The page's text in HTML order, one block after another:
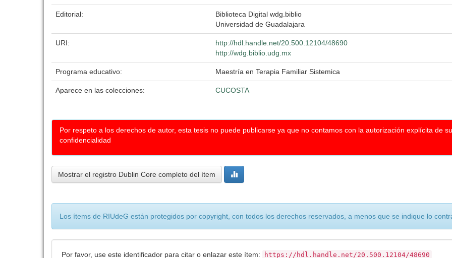
Editorial:
Biblioteca Digital wdg.biblio
Universidad de Guadalajara
URI:
http://hdl.handle.net/20.500.12104/48690
http://wdg.biblio.udg.mx
Programa educativo: Maestría en Terapia Familiar Sistemica
Aparece en las colecciones: CUCOSTA
Por respeto a los derechos de autor, esta tesis no puede publicarse ya que no contamos con la autorización explícita de
confidencialidad
Mostrar el registro Dublin Core completo del ítem
Los ítems de RIUdeG están protegidos por copyright, con todos los derechos reservados, a menos que se indique lo
Por favor, use este identificador para citar o enlazar este ítem: https://hdl.handle.net/20.500.12104/48690